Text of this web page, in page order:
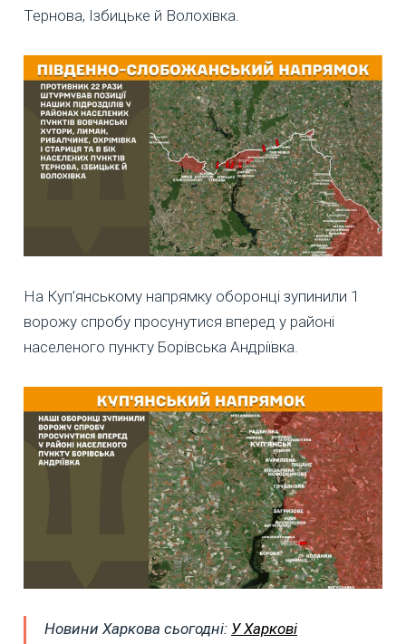
Тернова, Ізбицьке й Волохівка.
На Куп’янському напрямку оборонці зупинили 1
ворожу спробу просунутися вперед у районі
населеного пункту Борівська Андріївка.
Новини Харкова сьогодні: У Харкові